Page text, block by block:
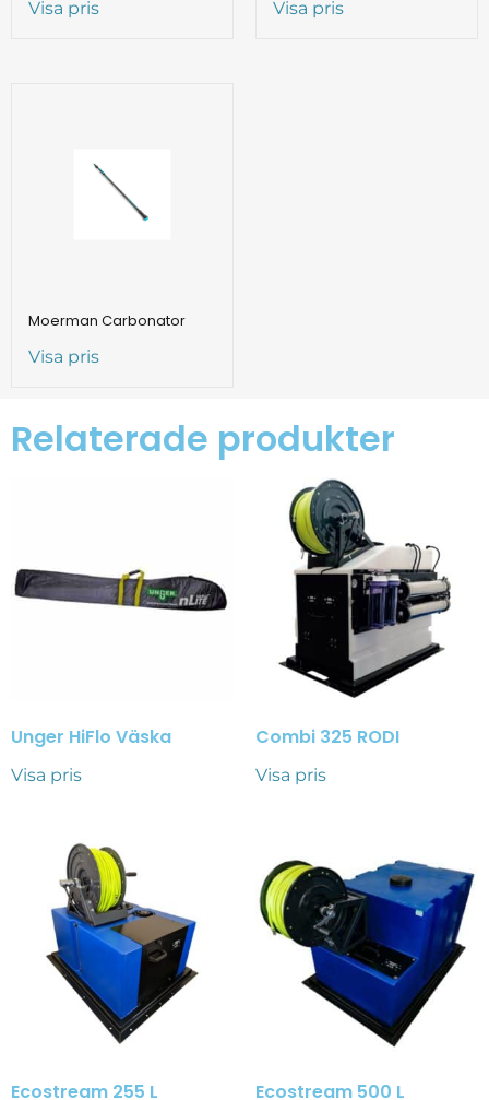
Visa pris Visa pris
Moerman Carbonator
Visa pris
Relaterade produkter
Unger HiFlo Väska
Visa pris
Combi 325 RODI
Visa pris
Ecostream 255 L
Ecostream 500 L